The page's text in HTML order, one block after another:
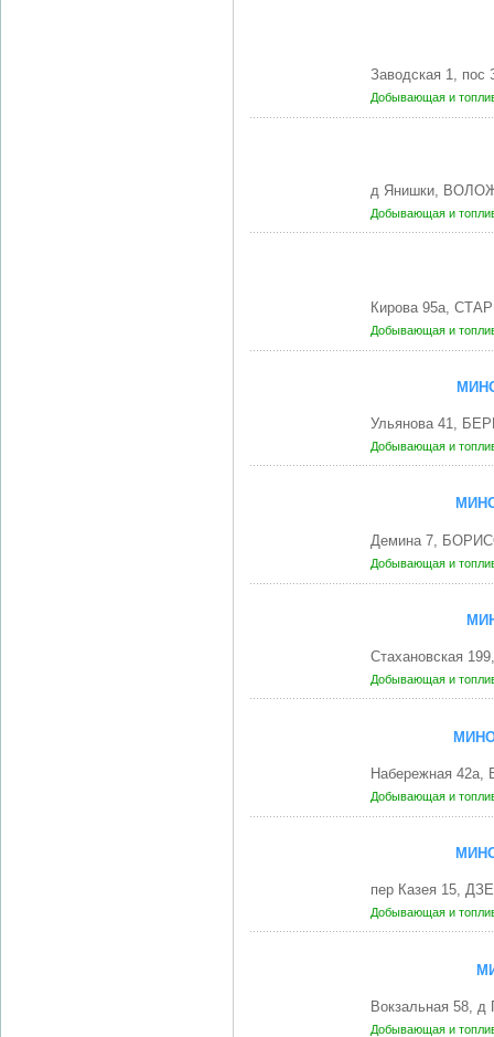
Заводская 1,
Добывающая и
д Янишки,
Добывающая и
Кирова 95а,
Добывающая и
Ульянова 41,
Добывающая и
Демина 7,
Добывающая и
Стахановская
Добывающая и
Набережная
Добывающая и
пер Казея 15,
Добывающая и
Вокзальная 58,
Добывающая и